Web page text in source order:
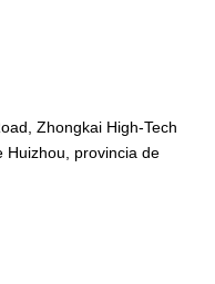
Zhongkai High-Tech
Huizhou, provincia de